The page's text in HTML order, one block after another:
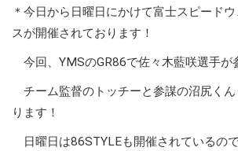
＊今日から日曜日にかけて富士スピード
スが開催されております！
今回、YMSのGR86で佐々木藍咲選手が
チーム監督のトッチーと参謀の沼尻く
ります！
日曜日は86STYLEも開催されているの